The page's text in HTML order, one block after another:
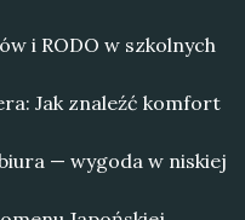
i RODO w szkolnych
Jak znaleźć komfort
— wygoda w niskiej